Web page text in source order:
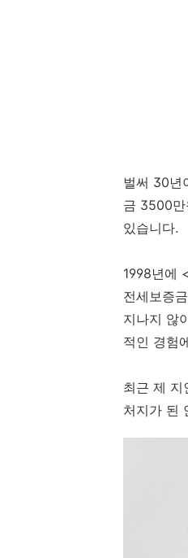
벌써 30년
금 3500만
있습니다.
1998년에
전세보증
지나지 않
적인 경험
최근 제 지
처지가 된